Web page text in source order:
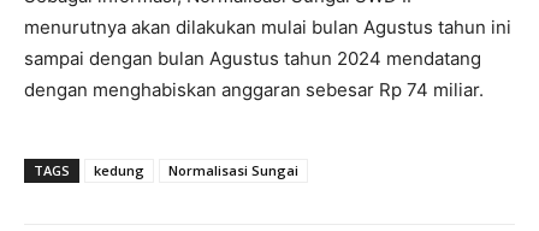
menurutnya akan dilakukan mulai bulan Agustus tahun ini
sampai dengan bulan Agustus tahun 2024 mendatang
dengan menghabiskan anggaran sebesar Rp 74 miliar.
TAGS kedung Normalisasi Sungai